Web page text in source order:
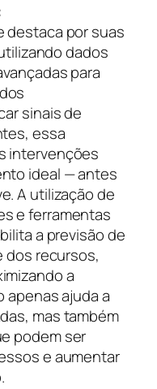
destaca por suas
dados
para
sinais de
essa
intervenções
ideal — antes
A utilização de
e ferramentas
a previsão de
dos recursos,
a
apenas ajuda a
mas também
podem ser
e aumentar